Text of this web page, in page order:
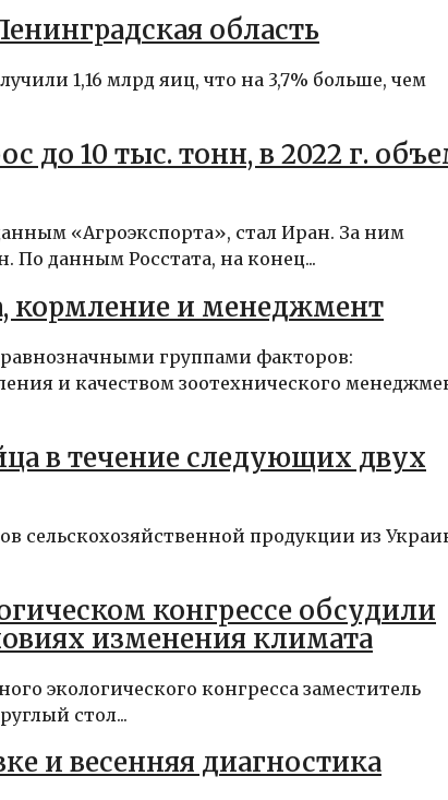
область
1,16 млрд яиц, что на 3,7% больше, чем
до 10 тыс. тонн, в 2022 г.
«Агроэкспорта», стал Иран. За ним
По данным Росстата, на конец...
кормление и менеджмент
группами факторов:
и качеством зоотехнического
в течение следующих двух
сельскохозяйственной продукции из
конгрессе обсудили
изменения климата
экологического конгресса заместитель
стол...
и весенняя диагностика